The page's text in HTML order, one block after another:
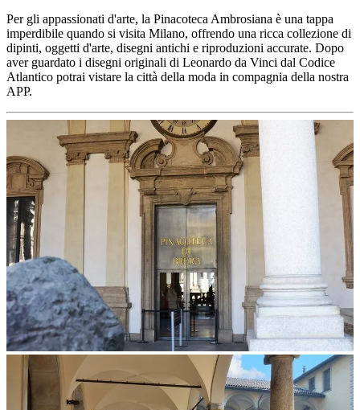
Per gli appassionati d'arte, la Pinacoteca Ambrosiana è una tappa
imperdibile quando si visita Milano, offrendo una ricca collezione di
dipinti, oggetti d'arte, disegni antichi e riproduzioni accurate. Dopo
aver guardato i disegni originali di Leonardo da Vinci dal Codice
Atlantico potrai vistare la città della moda in compagnia della nostra
APP.